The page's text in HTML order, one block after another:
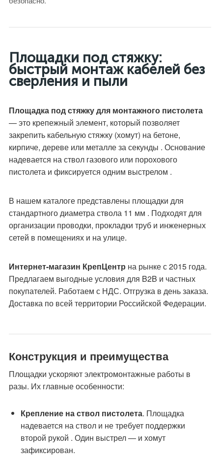
Площадки под стяжку:
быстрый монтаж кабелей без
сверления и пыли
Площадка под стяжку для монтажного пистолета
— это крепежный элемент, который позволяет
закрепить кабельную стяжку (хомут) на бетоне,
кирпиче, дереве или металле за секунды . Основание
надевается на ствол газового или порохового
пистолета и фиксируется одним выстрелом .
В нашем каталоге представлены площадки для
стандартного диаметра ствола 11 мм . Подходят для
организации проводки, прокладки труб и инженерных
сетей в помещениях и на улице.
Интернет-магазин КрепЦентр на рынке с 2015 года.
Предлагаем выгодные условия для B2B и частных
покупателей. Работаем с НДС. Отгрузка в день заказа.
Доставка по всей территории Российской Федерации.
Конструкция и преимущества
Площадки ускоряют электромонтажные работы в
разы. Их главные особенности:
Крепление на ствол пистолета. Площадка
надевается на ствол и не требует поддержки
второй рукой . Один выстрел — и хомут
зафиксирован.